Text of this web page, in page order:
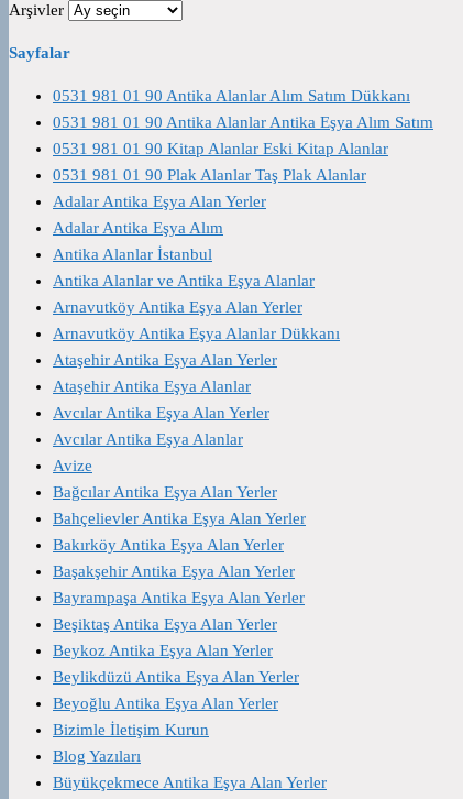
Arşivler
Sayfalar
0531 981 01 90 Antika Alanlar Alım Satım Dükkanı
0531 981 01 90 Antika Alanlar Antika Eşya Alım Satım
0531 981 01 90 Kitap Alanlar Eski Kitap Alanlar
0531 981 01 90 Plak Alanlar Taş Plak Alanlar
Adalar Antika Eşya Alan Yerler
Adalar Antika Eşya Alım
Antika Alanlar İstanbul
Antika Alanlar ve Antika Eşya Alanlar
Arnavutköy Antika Eşya Alan Yerler
Arnavutköy Antika Eşya Alanlar Dükkanı
Ataşehir Antika Eşya Alan Yerler
Ataşehir Antika Eşya Alanlar
Avcılar Antika Eşya Alan Yerler
Avcılar Antika Eşya Alanlar
Avize
Bağcılar Antika Eşya Alan Yerler
Bahçelievler Antika Eşya Alan Yerler
Bakırköy Antika Eşya Alan Yerler
Başakşehir Antika Eşya Alan Yerler
Bayrampaşa Antika Eşya Alan Yerler
Beşiktaş Antika Eşya Alan Yerler
Beykoz Antika Eşya Alan Yerler
Beylikdüzü Antika Eşya Alan Yerler
Beyoğlu Antika Eşya Alan Yerler
Bizimle İletişim Kurun
Blog Yazıları
Büyükçekmece Antika Eşya Alan Yerler